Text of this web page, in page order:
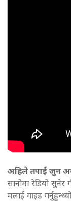
अहिले तपाईं जुन
सानोमा रेडियो
मलाई गाइड